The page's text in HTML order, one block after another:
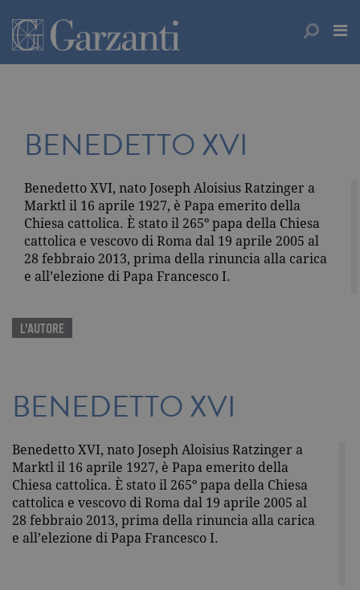
BENEDETTO XVI
Benedetto XVI, nato Joseph Aloisius Ratzinger a
Marktl il 16 aprile 1927, è Papa emerito della
Chiesa cattolica. È stato il 265º papa della Chiesa
cattolica e vescovo di Roma dal 19 aprile 2005 al
28 febbraio 2013, prima della rinuncia alla carica
e all’elezione di Papa Francesco I.
L'AUTORE
BENEDETTO XVI
Benedetto XVI, nato Joseph Aloisius Ratzinger a
Marktl il 16 aprile 1927, è Papa emerito della
Chiesa cattolica. È stato il 265º papa della Chiesa
cattolica e vescovo di Roma dal 19 aprile 2005 al
28 febbraio 2013, prima della rinuncia alla carica
e all’elezione di Papa Francesco I.